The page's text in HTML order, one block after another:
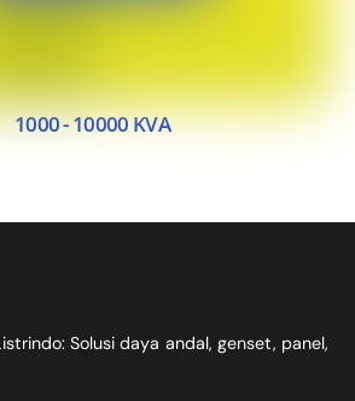
1000 - 10000 KVA
Solusi daya andal, genset, panel,